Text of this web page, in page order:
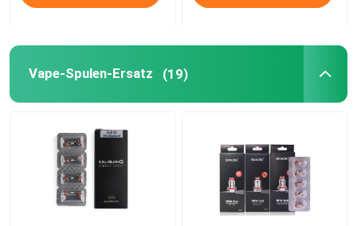
Vape-Spulen-Ersatz (19)